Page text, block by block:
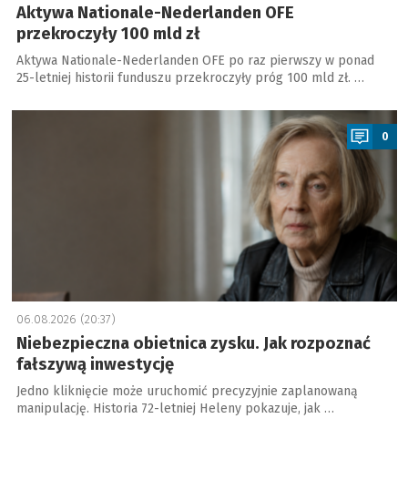
Aktywa Nationale-Nederlanden OFE
przekroczyły 100 mld zł
Aktywa Nationale-Nederlanden OFE po raz pierwszy w ponad
25-letniej historii funduszu przekroczyły próg 100 mld zł. …
a
0
06.08.2026 (20:37)
Niebezpieczna obietnica zysku. Jak rozpoznać
fałszywą inwestycję
Jedno kliknięcie może uruchomić precyzyjnie zaplanowaną
manipulację. Historia 72-letniej Heleny pokazuje, jak …